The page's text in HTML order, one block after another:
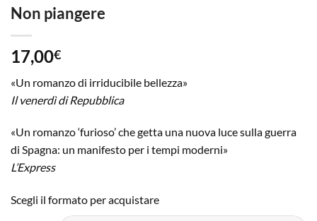
Non piangere
17,00€
«Un romanzo di irriducibile bellezza»
Il venerdì di Repubblica
«Un romanzo ‘furioso’ che getta una nuova luce sulla guerra
di Spagna: un manifesto per i tempi moderni»
L’Express
Scegli il formato per acquistare